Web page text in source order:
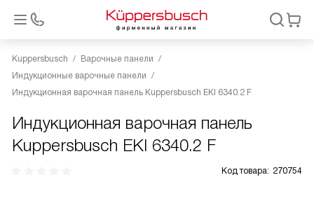
Kuppersbusch
Варочные панели
Индукционные варочные панели
Индукционная варочная панель Kuppersbusch EKI 6340.2 F
Индукционная варочная панель
Kuppersbusch EKI 6340.2 F
Код товара: 270754